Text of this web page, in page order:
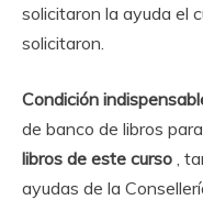
solicitaron la ayuda el
solicitaron.
Condición
de banco de libros
libros de este curso ,
ayudas de la